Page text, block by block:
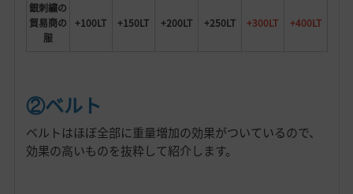
銀刺繍の
貿易商の
服
+100LT +150LT +200LT +250LT +300LT +400LT
②ベルト
ベルトはほぼ全部に重量増加の効果がついているので、
効果の高いものを抜粋して紹介します。